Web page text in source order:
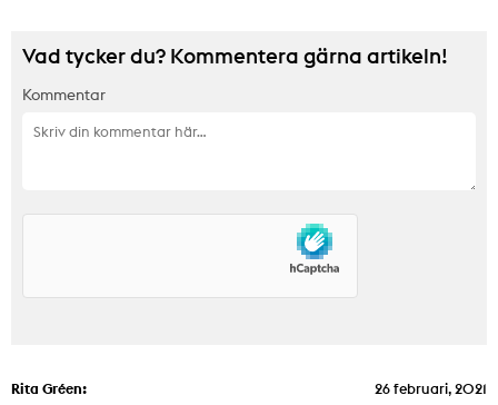
Vad tycker du? Kommentera gärna artikeln!
Kommentar
Rita Gréen:
26 februari, 2021